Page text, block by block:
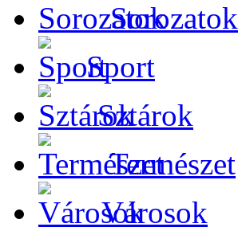
Sorozatok
Sport
Sztárok
Természet
Városok